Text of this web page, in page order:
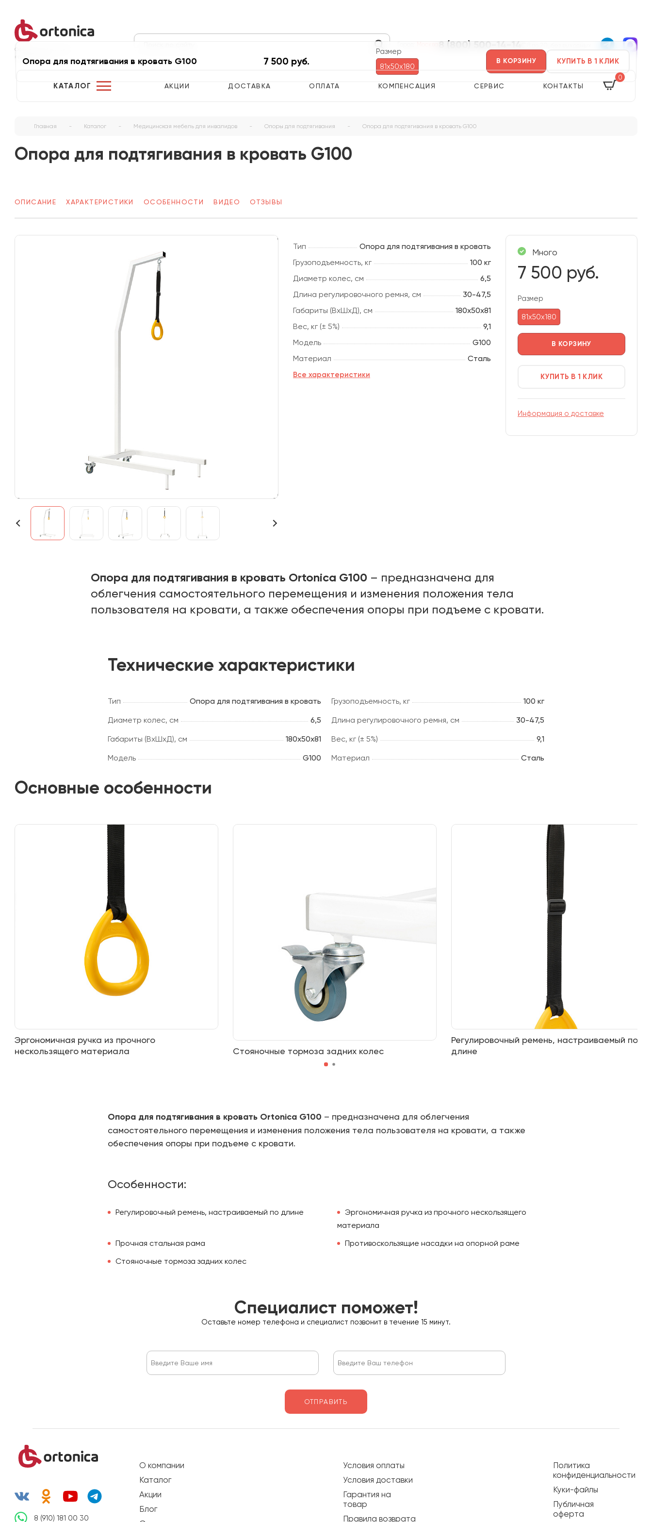
Официальный магазин
производителя
8 (800) 500-14-14
КАТАЛОГ АКЦИИ ДОСТАВКА ОПЛАТА КОМПЕНСАЦИЯ СЕРВИС КОНТАКТЫ
0
Главная - Каталог - Медицинская мебель для инвалидов - Опоры для подтягивания - Опора для подтягивания в кровать G100
Опора для подтягивания в кровать G100
ОПИСАНИЕ ХАРАКТЕРИСТИКИ ОСОБЕННОСТИ ВИДЕО ОТЗЫВЫ
Тип
Опора для подтягивания в кровать
Грузоподъемность, кг
100 кг
Диаметр колес, см
6,5
Длина регулировочного ремня, см
30-47,5
Габариты (ВхШхД), см
180х50х81
Вес, кг (± 5%)
9,1
Модель
G100
Материал
Сталь
Все характеристики
Много
7 500 руб.
Размер
81х50х180
В КОРЗИНУ
КУПИТЬ В 1 КЛИК
Информация о доставке
Опора для подтягивания в кровать Ortonica G100 – предназначена для
облегчения самостоятельного перемещения и изменения положения тела
пользователя на кровати, а также обеспечения опоры при подъеме с кровати.
Технические характеристики
Тип Опора для подтягивания в кровать Грузоподъемность, кг 100 кг
Диаметр колес, см 6,5 Длина регулировочного ремня, см 30-47,5
Габариты (ВхШхД), см 180х50х81 Вес, кг (± 5%) 9,1
Модель G100 Материал Сталь
Основные особенности
Эргономичная ручка из прочного
нескользящего материала
Стояночные тормоза задних колес
Регулировочный ремень, настраиваемый по
длине
Опора для подтягивания в кровать Ortonica G100 – предназначена для облегчения
самостоятельного перемещения и изменения положения тела пользователя на кровати, а также
обеспечения опоры при подъеме с кровати.
Особенности:
Регулировочный ремень, настраиваемый по длине
Эргономичная ручка из прочного нескользящего
материала
Прочная стальная рама
Противоскользящие насадки на опорной раме
Стояночные тормоза задних колес
Специалист поможет!
Оставьте номер телефона и специалист позвонит в течение 15 минут.
ОТПРАВИТЬ
8 (910) 181 00 30
О компании
Каталог
Акции
Блог
Условия оплаты
Условия доставки
Гарантия на
товар
Правила возврата
Политика
конфиденциальности
Куки-файлы
Публичная
оферта
Опора для подтягивания в кровать G100 7 500 руб.
Размер
81х50х180
В КОРЗИНУ КУПИТЬ В 1 КЛИК